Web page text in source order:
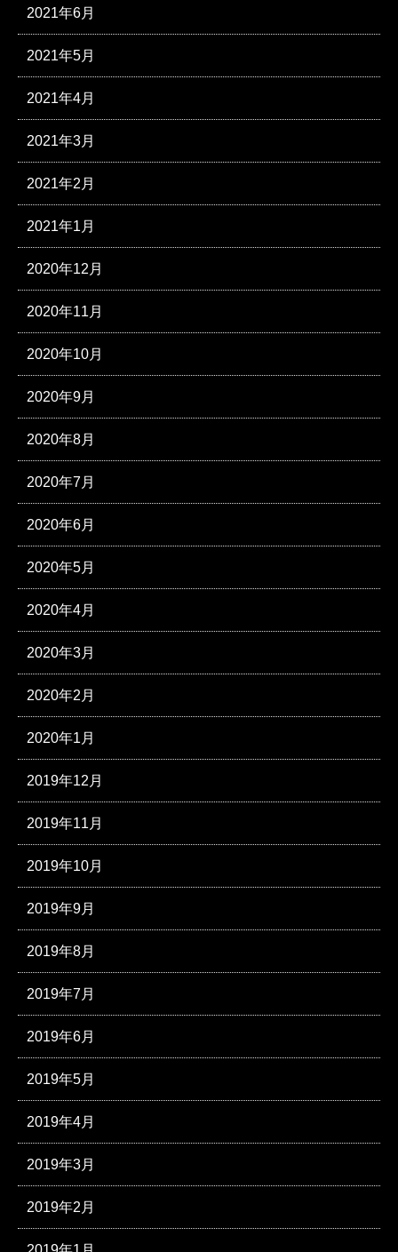
2021年6月
2021年5月
2021年4月
2021年3月
2021年2月
2021年1月
2020年12月
2020年11月
2020年10月
2020年9月
2020年8月
2020年7月
2020年6月
2020年5月
2020年4月
2020年3月
2020年2月
2020年1月
2019年12月
2019年11月
2019年10月
2019年9月
2019年8月
2019年7月
2019年6月
2019年5月
2019年4月
2019年3月
2019年2月